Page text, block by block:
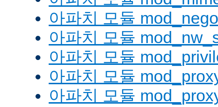
아파치 모듈
아파치 모듈
아파치 모듈
아파치 모듈
아파치 모듈